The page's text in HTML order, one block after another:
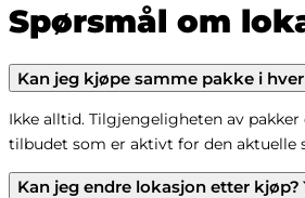
Spørsmål om
Kan jeg kjøpe samme pakke i
Ikke alltid. Tilgjengeligheten av
tilbudet som er aktivt for den aktuelle
Kan jeg endre lokasjon etter kjøp?